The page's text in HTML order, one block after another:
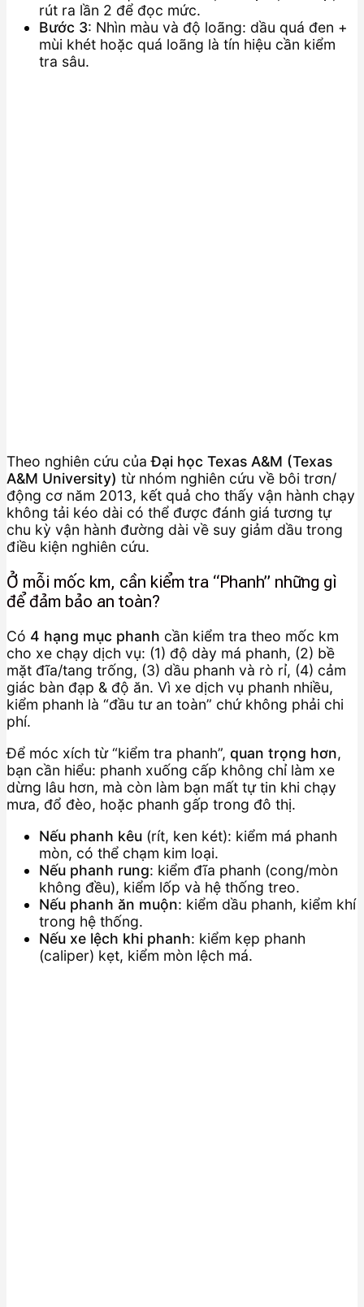
rút ra lần 2 để đọc mức.
Bước 3: Nhìn màu và độ loãng: dầu quá đen +
mùi khét hoặc quá loãng là tín hiệu cần kiểm
tra sâu.
Theo nghiên cứu củaĐại học Texas A&M (Texas
A&M University) từ nhóm nghiên cứu về bôi trơn/
động cơ năm 2013, kết quả cho thấy vận hành chạy
không tải kéo dài có thể được đánh giá tương tự
chu kỳ vận hành đường dài về suy giảm dầu trong
điều kiện nghiên cứu.
Ở mỗi mốc km, cần kiểm tra “Phanh” những gì
để đảm bảo an toàn?
Có 4 hạng mục phanh cần kiểm tra theo mốc km
cho xe chạy dịch vụ: (1) độ dày má phanh, (2) bề
mặt đĩa/tang trống, (3) dầu phanh và rò rỉ, (4) cảm
giác bàn đạp & độ ăn. Vì xe dịch vụ phanh nhiều,
kiểm phanh là “đầu tư an toàn” chứ không phải chi
phí.
Để móc xích từ “kiểm tra phanh”, quan trọng hơn,
bạn cần hiểu: phanh xuống cấp không chỉ làm xe
dừng lâu hơn, mà còn làm bạn mất tự tin khi chạy
mưa, đổ đèo, hoặc phanh gấp trong đô thị.
Nếu phanh kêu (rít, ken két): kiểm má phanh
mòn, có thể chạm kim loại.
Nếu phanh rung: kiểm đĩa phanh (cong/mòn
không đều), kiểm lốp và hệ thống treo.
Nếu phanh ăn muộn: kiểm dầu phanh, kiểm khí
trong hệ thống.
Nếu xe lệch khi phanh: kiểm kẹp phanh
(caliper) kẹt, kiểm mòn lệch má.